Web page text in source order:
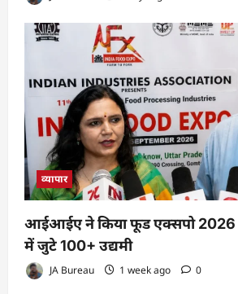
व्यापार
आईआईए ने किया फूड एक्सपो 2026
में जुटे 100+ उद्यमी
JA Bureau 1 week ago 0